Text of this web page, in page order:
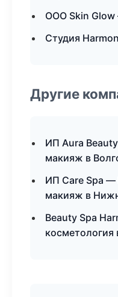
ООО Skin
Студия
Другие
ИП Aura
макияж в
ИП Care Spa —
макияж в
Beauty Spa
косметология